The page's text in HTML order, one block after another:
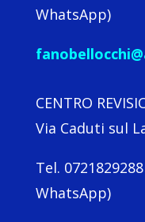
WhatsApp)
CENTRO
Via Caduti sul
Tel.
WhatsApp)